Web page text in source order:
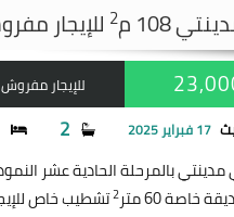
2 للإيجار
للإيجار مفروش
17 فبراير 2025 2
بالمرحلة الحادية عشر
خاصة 60 متر
2تشطيب خاص للإيجار